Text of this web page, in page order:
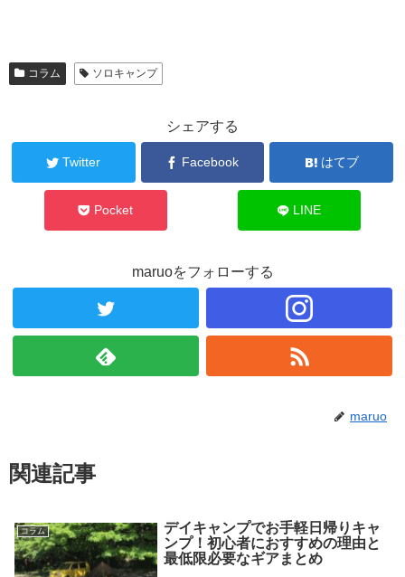
コラム ソロキャンプ
シェアする
Twitter Facebook はてブ
Pocket LINE
maruoをフォローする
maruo
関連記事
コラム
デイキャンプでお手軽日帰りキャ
ンプ！初心者におすすめの理由と
最低限必要なギアまとめ